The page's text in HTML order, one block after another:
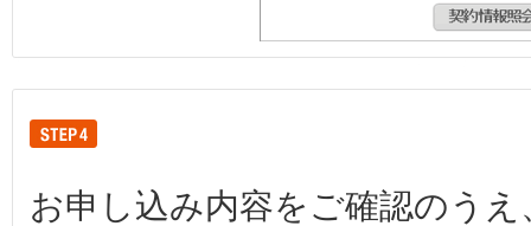
お申し込み内容をご確認のう